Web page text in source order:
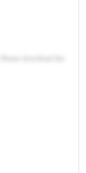
download the